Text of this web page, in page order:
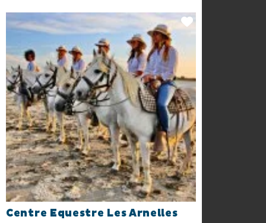
Centre Equestre Les Arnelles